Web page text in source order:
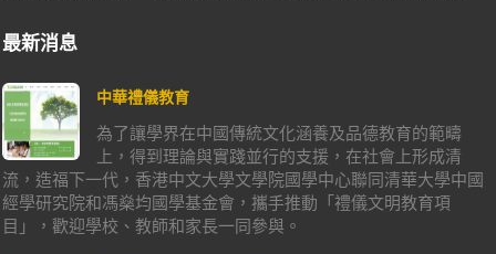
最新消息
中華禮儀教育
為了讓學界在中國傳統文化涵養及品德教育的範疇
上，得到理論與實踐並行的支援，在社會上形成清
流，造福下一代，香港中文大學文學院國學中心聯同清華大學中國
經學研究院和馮燊均國學基金會，攜手推動「禮儀文明教育項
目」，歡迎學校、教師和家長一同參與。